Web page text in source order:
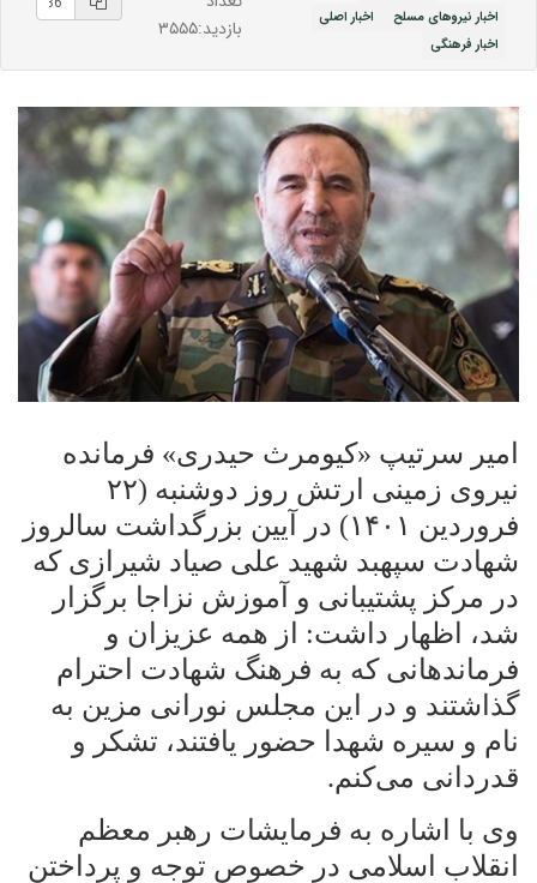
اخبار نیروهای مسلح
اخبار اصلی
اخبار فرهنگی
بازدید:۳۵۵۵
امیر سرتیپ «کیومرث حیدری» فرمانده
نیروی زمینی ارتش روز دوشنبه (۲۲
فروردین ۱۴۰۱) در آیین بزرگداشت سالروز
شهادت سپهبد شهید علی صیاد شیرازی که
در مرکز پشتیبانی و آموزش نزاجا برگزار
شد، اظهار داشت: از همه عزیزان و
فرماندهانی که به فرهنگ شهادت احترام
گذاشتند و در این مجلس نورانی مزین به
نام و سیره شهدا حضور یافتند، تشکر و
قدردانی می‌کنم.
وی با اشاره به فرمایشات رهبر معظم
انقلاب اسلامی در خصوص توجه و پرداختن